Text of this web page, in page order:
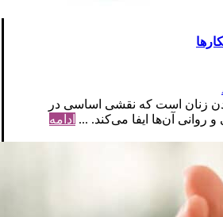
زنان است که نقشی اساسی در
آن‌ها ایفا می‌کند. ... ادامه